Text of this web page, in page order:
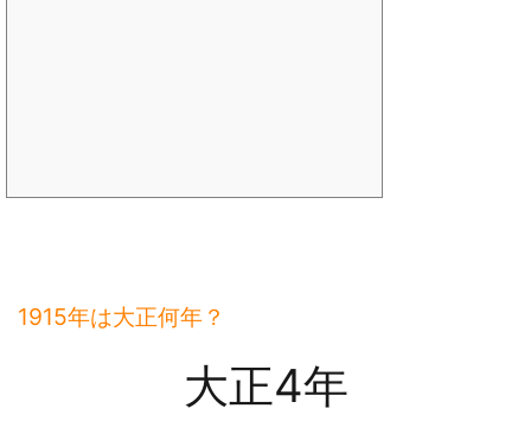
1915年は大正何年？
大正4年